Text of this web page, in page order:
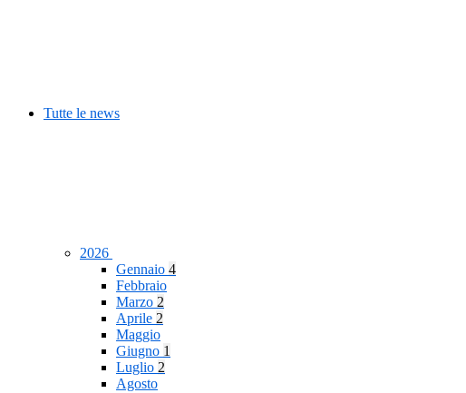
Tutte le news
2026
Gennaio 4
Febbraio
Marzo 2
Aprile 2
Maggio
Giugno 1
Luglio 2
Agosto